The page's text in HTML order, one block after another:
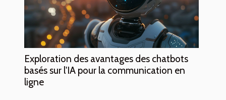
Exploration des avantages des chatbots
basés sur l'IA pour la communication en
ligne